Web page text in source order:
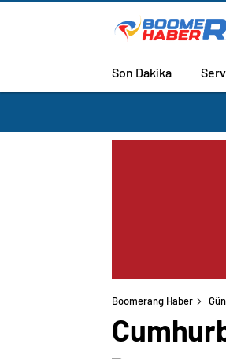
Son Dakika
Boomerang Haber